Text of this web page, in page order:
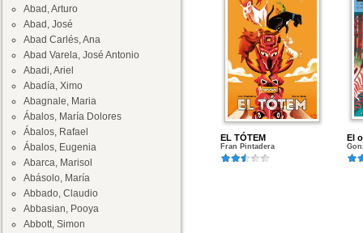
Abad, Arturo
Abad, José
Abad Carlés, Ana
Abad Varela, José Antonio
Abadi, Ariel
Abadía, Ximo
Abagnale, Maria
Ábalos, María Dolores
Ábalos, Rafael
Ábalos, Eugenia
Abarca, Marisol
Abásolo, María
Abbado, Claudio
Abbasian, Pooya
Abbott, Simon
EL TÓTEM
Fran Pintadera
El